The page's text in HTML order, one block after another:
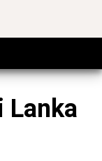
Lanka